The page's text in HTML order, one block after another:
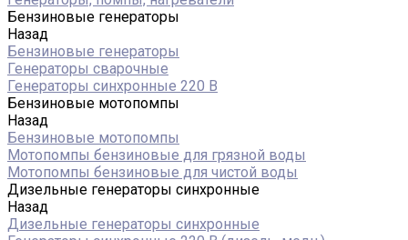
Бензиновые генераторы
Назад
Бензиновые генераторы
Генераторы сварочные
Генераторы синхронные 220 В
Бензиновые мотопомпы
Назад
Бензиновые мотопомпы
Мотопомпы бензиновые для грязной воды
Мотопомпы бензиновые для чистой воды
Дизельные генераторы синхронные
Назад
Дизельные генераторы синхронные